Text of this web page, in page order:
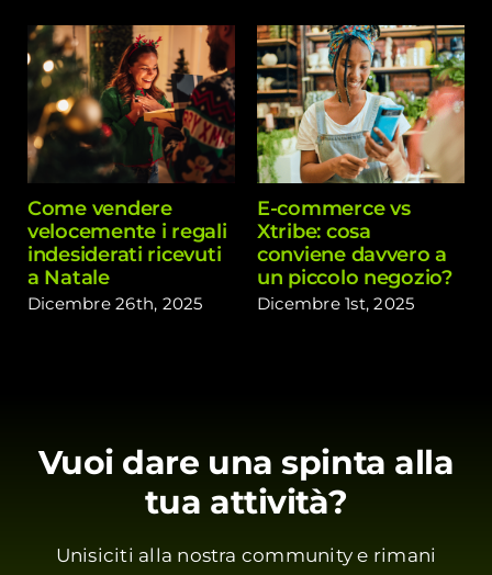
Come vendere
velocemente i regali
indesiderati ricevuti
a Natale
Dicembre 26th, 2025
E-commerce vs
Xtribe: cosa
conviene davvero a
un piccolo negozio?
Dicembre 1st, 2025
Vuoi dare una spinta alla
tua attività?
Unisiciti alla nostra community e rimani